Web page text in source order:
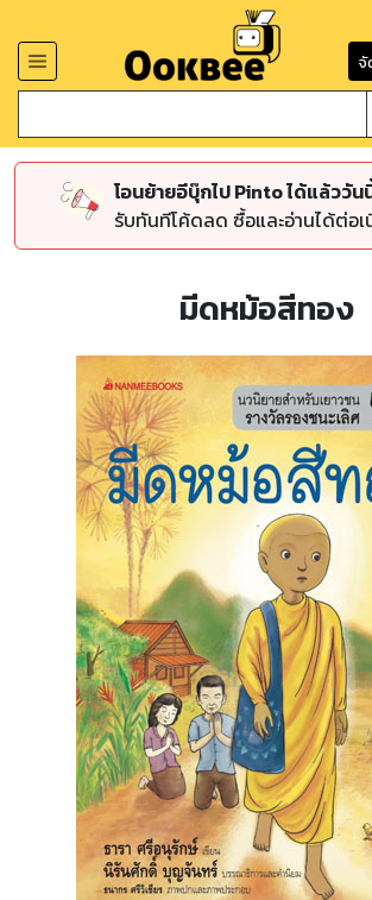
จั
โอนย้ายอีบุ๊กไป Pinto ได้แล้ววัน
รับทันทีโค้ดลด ซื้อและอ่านได้ต่อ
มีดหม้อสีทอง